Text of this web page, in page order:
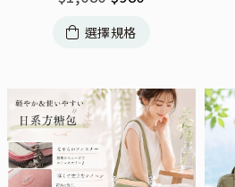
選擇規格